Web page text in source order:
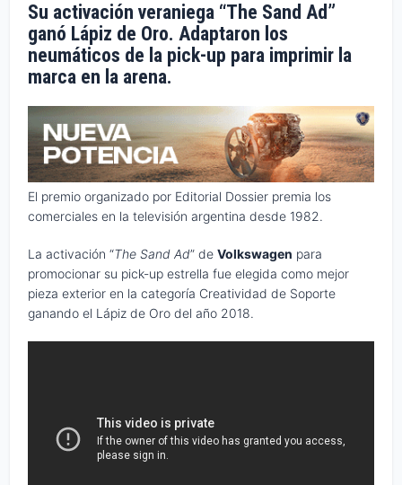
Su activación veraniega “The Sand Ad”
ganó Lápiz de Oro. Adaptaron los
neumáticos de la pick-up para imprimir la
marca en la arena.
El premio organizado por Editorial Dossier premia los
comerciales en la televisión argentina desde 1982.
La activación “The Sand Ad” deVolkswagen para
promocionar su pick-up estrella fue elegida como mejor
pieza exterior en la categoría Creatividad de Soporte
ganando el Lápiz de Oro del año 2018.